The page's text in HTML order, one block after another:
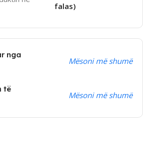
falas)
nga
Mësoni më shumë
të
Mësoni më shumë